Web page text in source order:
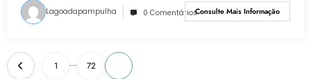
Lagoadapampulha 0 ComentáriosConsulte Mais Informação
1 … 72